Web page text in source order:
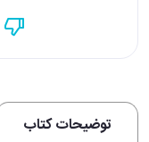
توضیحات کتاب